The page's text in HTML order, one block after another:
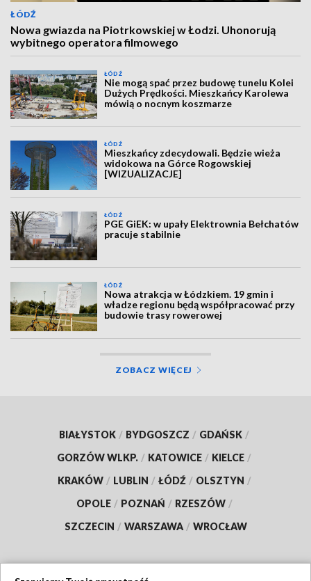
ŁÓDŹ
Nowa gwiazda na Piotrkowskiej w Łodzi. Uhonorują
wybitnego operatora filmowego
ŁÓDŹ
Nie mogą spać przez budowę tunelu Kolei
Dużych Prędkości. Mieszkańcy Karolewa
mówią o nocnym koszmarze
ŁÓDŹ
Mieszkańcy zdecydowali. Będzie wieża
widokowa na Górce Rogowskiej
[WIZUALIZACJE]
ŁÓDŹ
PGE GiEK: w upały Elektrownia Bełchatów
pracuje stabilnie
ŁÓDŹ
Nowa atrakcja w Łódzkiem. 19 gmin i
władze regionu będą współpracować przy
budowie trasy rowerowej
ZOBACZ WIĘCEJ
BIAŁYSTOK / BYDGOSZCZ / GDAŃSK /
GORZÓW WLKP. / KATOWICE / KIELCE /
KRAKÓW / LUBLIN / ŁÓDŹ / OLSZTYN /
OPOLE / POZNAŃ / RZESZÓW /
SZCZECIN / WARSZAWA / WROCŁAW